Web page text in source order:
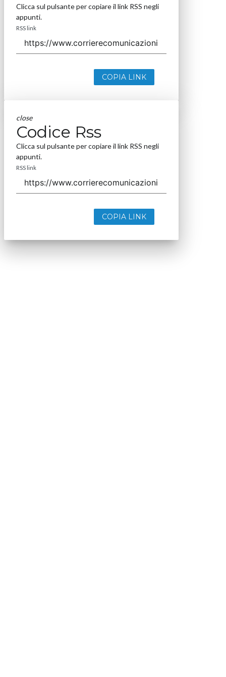
Clicca sul pulsante per copiare il link RSS negli
appunti.
RSS link
COPIA LINK
close
Codice Rss
Clicca sul pulsante per copiare il link RSS negli
appunti.
RSS link
COPIA LINK